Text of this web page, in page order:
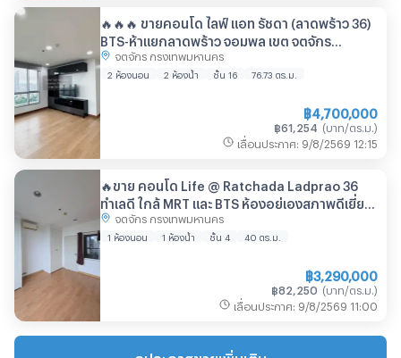
🔥🔥🔥 ขายคอนโด ไลฟ์ แอท รัชดา (ลาดพร้าว 36)
BTS-ห้าแยกลาดพร้าว จอมพล เขต จตุจักร
กรุงเทพ CX-134118 ✅ ทักไลน์
@connexproperty ตอบทันที ทีมงานมืออาชีพ ✅
จตุจักร กรุงเทพมหานคร
2 ห้องนอน 2 ห้องน้ำ ชั้น 16 76.73 ตร.ม.
฿4,700,000
฿61,254 (บาท/ตร.ม. )
เลื่อนประกาศ : 9/8/2569 12:15
🔥ขาย คอนโด Life @ Ratchada Ladprao 36
ทำเลดี ใกล้ MRT และ BTS ห้องอยู่เองสภาพดีเยี่ยม
พร้อมเข้าอยู่✅
จตุจักร กรุงเทพมหานคร
1 ห้องนอน 1 ห้องน้ำ ชั้น 4 40 ตร.ม.
฿3,290,000
฿82,250 (บาท/ตร.ม. )
เลื่อนประกาศ : 9/8/2569 11:00